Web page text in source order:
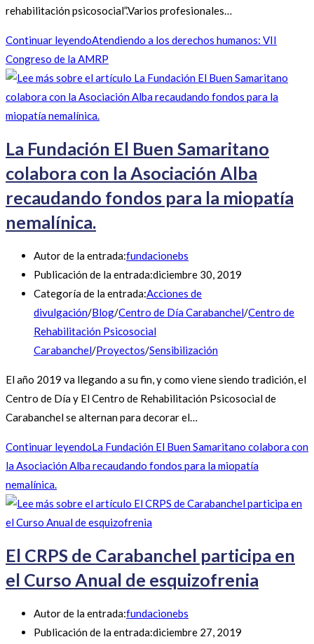
rehabilitación psicosocial”.Varios profesionales…
Continuar leyendoAtendiendo a los derechos humanos: VII
Congreso de la AMRP
La Fundación El Buen Samaritano
colabora con la Asociación Alba
recaudando fondos para la miopatía
nemalínica.
Autor de la entrada:fundacionebs
Publicación de la entrada:diciembre 30, 2019
Categoría de la entrada:Acciones de
divulgación/Blog/Centro de Día Carabanchel/Centro de
Rehabilitación Psicosocial
Carabanchel/Proyectos/Sensibilización
El año 2019 va llegando a su fin, y como viene siendo tradición, el
Centro de Día y El Centro de Rehabilitación Psicosocial de
Carabanchel se alternan para decorar el…
Continuar leyendoLa Fundación El Buen Samaritano colabora con
la Asociación Alba recaudando fondos para la miopatía
nemalínica.
El CRPS de Carabanchel participa en
el Curso Anual de esquizofrenia
Autor de la entrada:fundacionebs
Publicación de la entrada:diciembre 27, 2019